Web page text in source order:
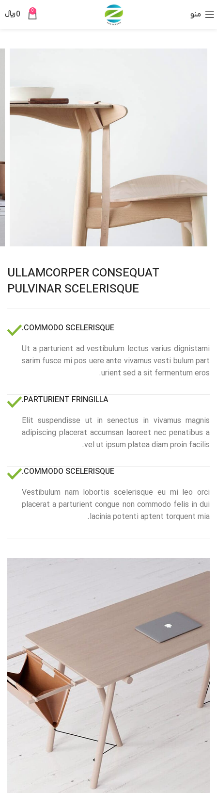
منو 0
0﷼
ULLAMCORPER CONSEQUAT
PULVINAR SCELERISQUE
COMMODO SCELERISQUE.
Ut a parturient ad vestibulum lectus varius dignistami
sarim fusce mi pos uere ante vivamus vesti bulum part
urient sed a sit fermentum eros.
PARTURIENT FRINGILLA.
Elit suspendisse ut in senectus in vivamus magnis
adipiscing placerat accumsan laoreet nec penatibus a
vel ut ipsum platea diam proin facilis.
COMMODO SCELERISQUE.
Vestibulum nam lobortis scelerisque eu mi leo orci
placerat a parturient congue non commodo felis in dui
lacinia potenti aptent torquent mia.